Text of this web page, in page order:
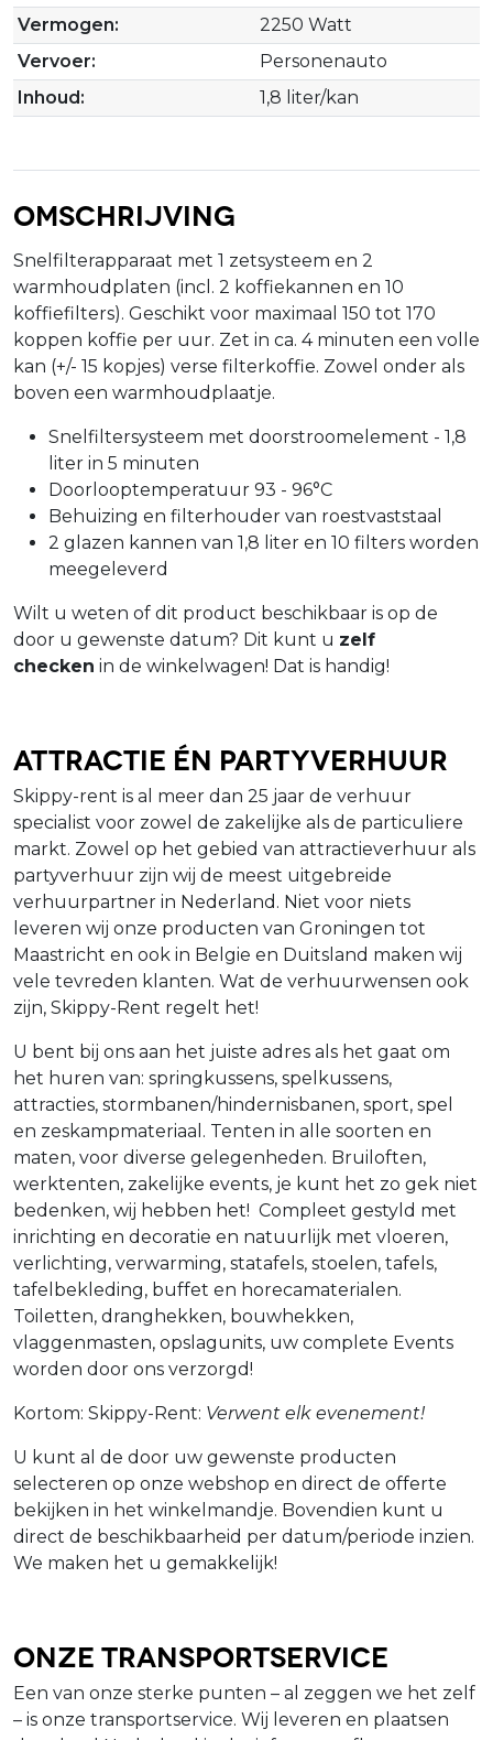
Vermogen:
2250 Watt
Vervoer:
Personenauto
Inhoud:
1,8 liter/kan
Omschrijving
Snelfilterapparaat met 1 zetsysteem en 2
warmhoudplaten (incl. 2 koffiekannen en 10
koffiefilters). Geschikt voor maximaal 150 tot 170
koppen koffie per uur. Zet in ca. 4 minuten een volle
kan (+/- 15 kopjes) verse filterkoffie. Zowel onder als
boven een warmhoudplaatje.
Snelfiltersysteem met doorstroomelement - 1,8
liter in 5 minuten
Doorlooptemperatuur 93 - 96°C
Behuizing en filterhouder van roestvaststaal
2 glazen kannen van 1,8 liter en 10 filters worden
meegeleverd
Wilt u weten of dit product beschikbaar is op de
door u gewenste datum? Dit kunt u zelf
checken in de winkelwagen! Dat is handig!
Attractie én Partyverhuur
Skippy-rent is al meer dan 25 jaar de verhuur
specialist voor zowel de zakelijke als de particuliere
markt. Zowel op het gebied van attractieverhuur als
partyverhuur zijn wij de meest uitgebreide
verhuurpartner in Nederland. Niet voor niets
leveren wij onze producten van Groningen tot
Maastricht en ook in Belgie en Duitsland maken wij
vele tevreden klanten. Wat de verhuurwensen ook
zijn, Skippy-Rent regelt het!
U bent bij ons aan het juiste adres als het gaat om
het huren van: springkussens, spelkussens,
attracties, stormbanen/hindernisbanen, sport, spel
en zeskampmateriaal. Tenten in alle soorten en
maten, voor diverse gelegenheden. Bruiloften,
werktenten, zakelijke events, je kunt het zo gek niet
bedenken, wij hebben het! Compleet gestyld met
inrichting en decoratie en natuurlijk met vloeren,
verlichting, verwarming, statafels, stoelen, tafels,
tafelbekleding, buffet en horecamaterialen.
Toiletten, dranghekken, bouwhekken,
vlaggenmasten, opslagunits, uw complete Events
worden door ons verzorgd!
Kortom: Skippy-Rent: Verwent elk evenement!
U kunt al de door uw gewenste producten
selecteren op onze webshop en direct de offerte
bekijken in het winkelmandje. Bovendien kunt u
direct de beschikbaarheid per datum/periode inzien.
We maken het u gemakkelijk!
Onze Transportservice
Een van onze sterke punten – al zeggen we het zelf
– is onze transportservice. Wij leveren en plaatsen